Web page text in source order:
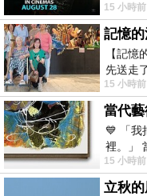
Starring
15 小時前
記憶
【記憶
先送走
以為展
15 小時前
💙 「我
裡。」
抽象韻
15 小時前
立秋